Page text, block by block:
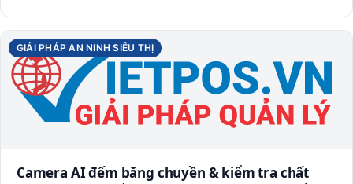
GIẢI PHÁP AN NINH SIÊU THỊ
Camera AI đếm băng chuyền & kiểm tra chất